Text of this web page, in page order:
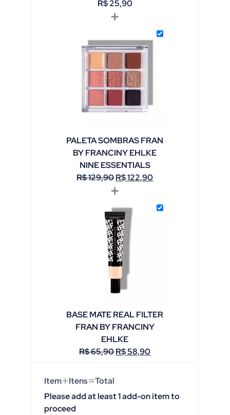
R$25,90
+
PALETA SOMBRAS FRAN
BY FRANCINY EHLKE
NINE ESSENTIALS
R$129,90R$122,90
+
BASE MATE REAL FILTER
FRAN BY FRANCINY
EHLKE
R$65,90R$58,90
Item+Itens=Total
Please add at least 1 add-on item to
proceed